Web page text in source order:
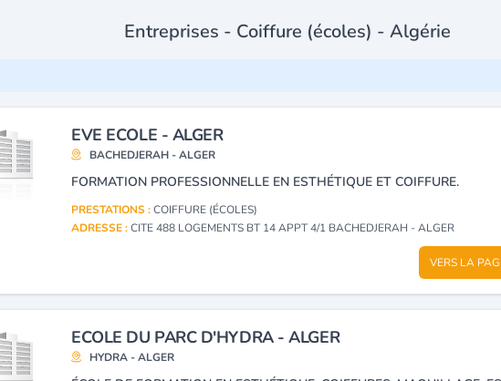
Entreprises - Coiffure (écoles) - Algérie
EVE ECOLE - ALGER
BACHEDJERAH - ALGER
FORMATION PROFESSIONNELLE EN ESTHÉTIQUE ET COIFFURE.
PRESTATIONS :COIFFURE (ÉCOLES)
ADRESSE :CITE 488 LOGEMENTS BT 14 APPT 4/1 BACHEDJERAH - ALGER
VERS LA
ECOLE DU PARC D'HYDRA - ALGER
HYDRA - ALGER